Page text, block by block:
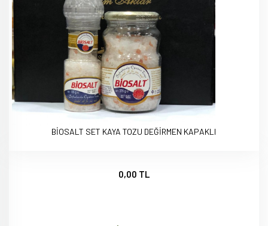
BİOSALT SET KAYA TOZU DEĞİRMEN KAPAKLI
0,00 TL